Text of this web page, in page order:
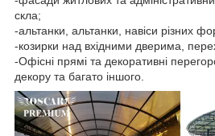
скла;
-альтанки, альтанки, навіси різних
-козирки над вхідними дверима,
-Офісні прямі та декоративні
декору та багато іншого.